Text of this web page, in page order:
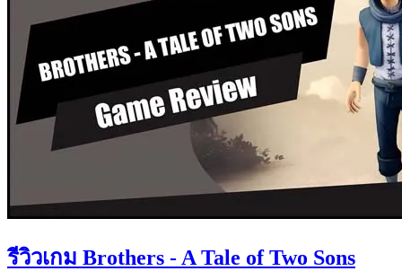
รีวิวเกม Brothers - A Tale of Two Sons